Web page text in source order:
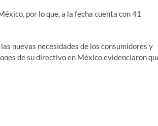
por lo que, a la fecha cuenta con 41
nuevas necesidades de los consumidores y
de su directivo en México evidenciaron